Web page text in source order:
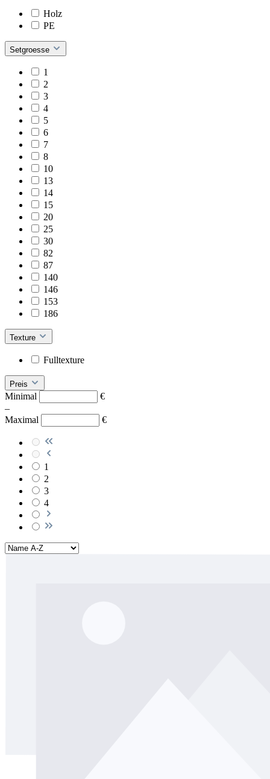
Holz
PE
Setgroesse
1
2
3
4
5
6
7
8
10
13
14
15
20
25
30
82
87
140
146
153
186
Texture
Fulltexture
Preis
Minimal
€
–
Maximal
€
1
2
3
4